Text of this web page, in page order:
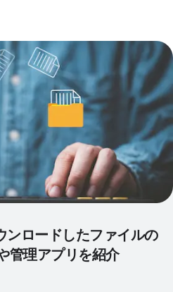
ロードしたファイルの
管理アプリを紹介